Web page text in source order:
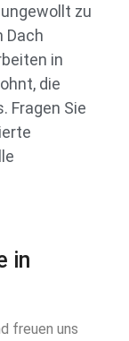
zu
Dach
in
die
Fragen Sie
in
freuen uns